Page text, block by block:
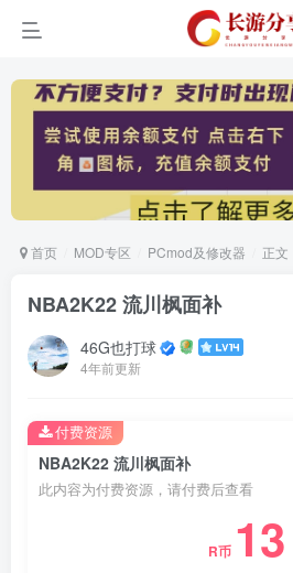
首页 MOD专区 PCmod及修改器 正文
NBA2K22 流川枫面补
46G也打球
4年前更新
NBA2K22 流川枫面补
此内容为付费资源，请付费后查看
R币 13
付费资源